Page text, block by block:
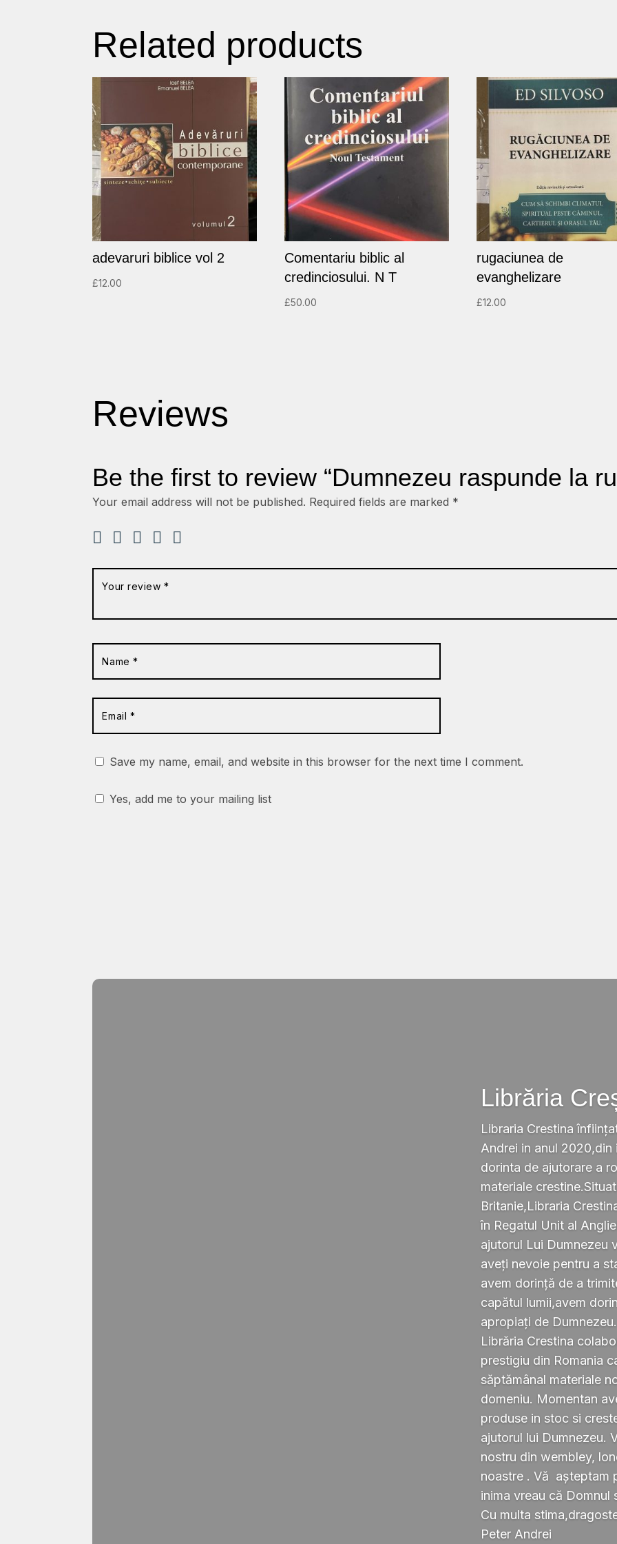
Related products
adevaruri biblice vol 2
£12.00
Comentariu biblic al
credinciosului. N T
£50.00
rugaciunea de
evanghelizare
£12.00
Reviews
Be the first to review “Dumnezeu raspunde la
Your email address will not be published. Required fields are marked *
Save my name, email, and website in this browser for the next time I comment.
Yes, add me to your mailing list
Librăria
Libraria Crestina
Andrei in anul 2020,din
dorinta de ajutorare a
materiale
Britanie,Libraria
în Regatul Unit al
ajutorul Lui Dumnezeu
aveți nevoie pentru a
avem dorință de a
capătul lumii,avem
apropiați de Dumnezeu.
Librăria Crestina
prestigiu din Romania
săptămânal materiale
domeniu. Momentan
produse in stoc si
ajutorul lui Dumnezeu.
nostru din wembley,
noastre . Vă așteptam
inima vreau că Domnul
Cu multa
Peter Andrei